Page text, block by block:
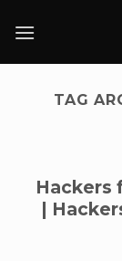
TAG
Hackers
|